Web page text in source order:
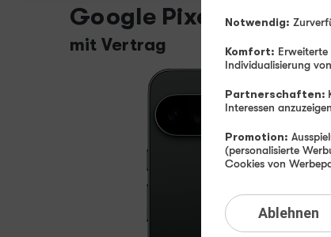
Google Pixel 10 Pro XL
mit Vertrag
Notwendig:
Komfort:
Individualisierung
Partnerschaften:
Interessen
Promotion:
(personalisierte
Cookies von
Ablehnen